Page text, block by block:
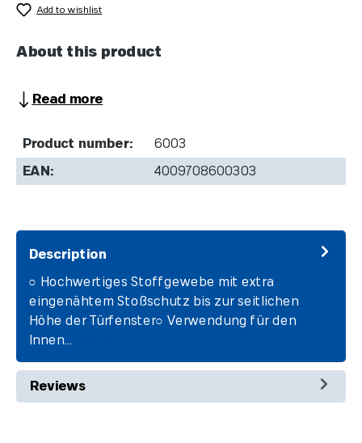
Add to wishlist
About this product
Read more
Product number: 6003
EAN: 4009708600303
Description
○ Hochwertiges Stoffgewebe mit extra
eingenähtem Stoßschutz bis zur seitlichen
Höhe der Türfenster○ Verwendung für den
Innen…
Reviews